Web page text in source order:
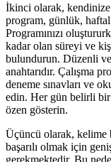
İkinci olarak, kendinize
program, günlük,
Programınızı
kadar olan süreyi ve
bulundurun. Düzenli ve
anahtarıdır. Çalışma
deneme sınavları ve
edin. Her gün belirli bir
özen gösterin.
Üçüncü olarak, kelime
başarılı olmak için
gerekmektedir. Bu